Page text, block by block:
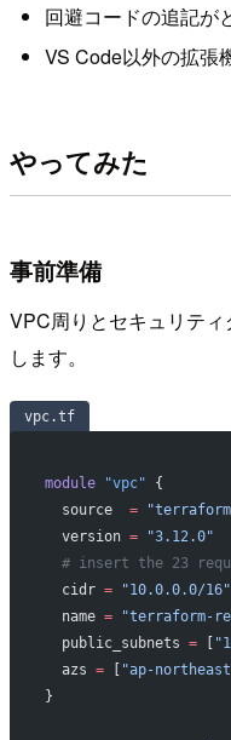
回避コードの追記が
VS Code以外の拡張
やってみた
事前準備
VPC周りとセキュリテ
します。
vpc.tf
module "vpc" {
  source
  =
"terraform-
  version
= "3.12.0"
# insert the 23
  cidr
= "10.0.0.0/16"
  name
= "terraform-
  public_subnets
= [
  azs
= [ "ap-
}